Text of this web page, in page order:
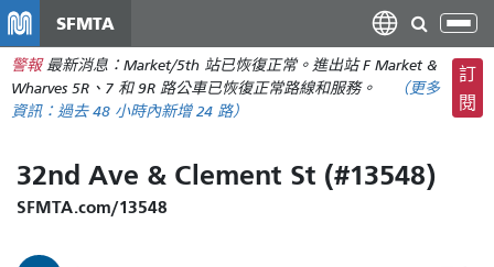
主
要
SFMTA
切
換
導
航
警報 最新消息：Market/5th 站已恢復正常。進出站 F Market &
Wharves 5R、7 和 9R 路公車已恢復正常路線和服務。
（更多
資訊： 過去 48 小時內新增 24 路）
訂
閱
32nd Ave & Clement St (#13548)
SFMTA.com/13548